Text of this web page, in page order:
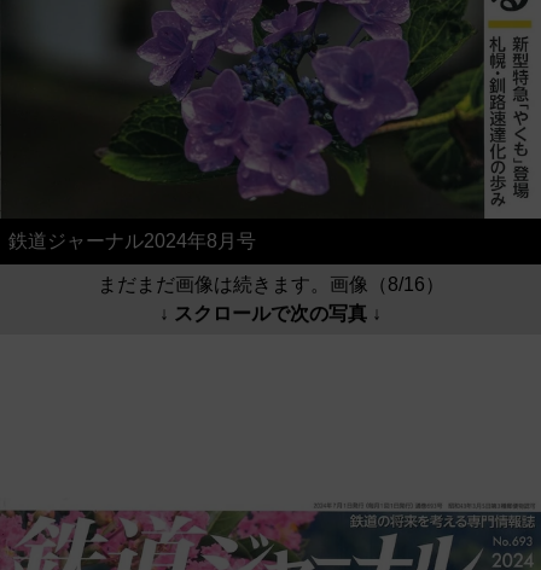
鉄道ジャーナル2024年8月号
まだまだ画像は続きます。画像（8/16）
↓ スクロールで次の写真 ↓